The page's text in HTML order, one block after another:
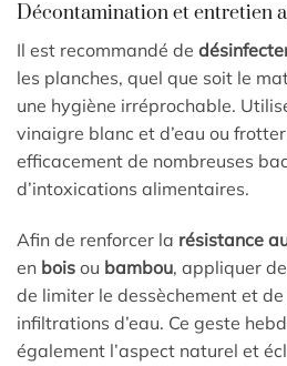
Décontamination et entretien
Il est recommandé de
les planches, quel que soit le
une hygiène irréprochable.
vinaigre blanc et d’eau ou
efficacement de nombreuses
d’intoxications alimentaires.
Afin de renforcer la résistance
en bois ou bambou, appliquer
de limiter le dessèchement et
infiltrations d’eau. Ce geste
également l’aspect naturel et